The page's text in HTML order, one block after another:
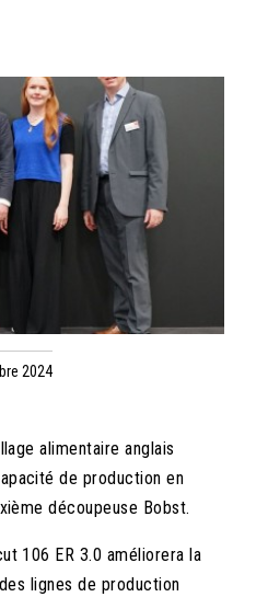
2024
alimentaire anglais
de production en
découpeuse Bobst.
106 ER 3.0 améliorera la
lignes de production